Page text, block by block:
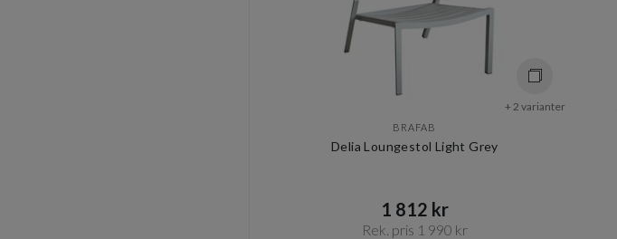
+ 2 varianter
BRAFAB
Delia Loungestol Light Grey
1 812 kr​​
Rek. pris 1 990 kr​​